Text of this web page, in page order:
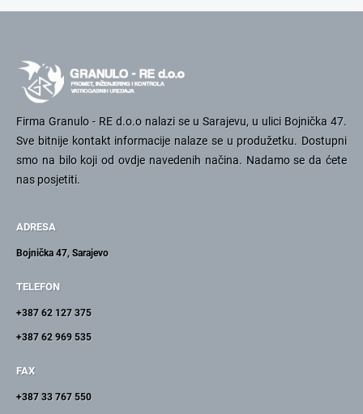
Firma Granulo - RE d.o.o nalazi se u Sarajevu, u ulici Bojnička 47.
Sve bitnije kontakt informacije nalaze se u produžetku. Dostupni
smo na bilo koji od ovdje navedenih načina. Nadamo se da ćete
nas posjetiti.
ADRESA
Bojnička 47, Sarajevo
TELEFON
+387 62 127 375
+387 62 969 535
FAX
+387 33 767 550